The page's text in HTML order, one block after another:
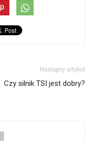
Następny artykuł
Czy silnik TSI jest dobry?